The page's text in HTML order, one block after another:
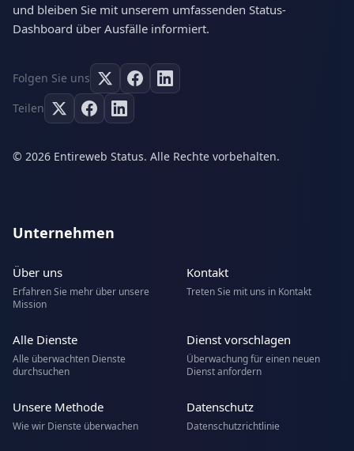
und bleiben Sie mit unserem umfassenden Status-
Dashboard über Ausfälle informiert.
Folgen Sie uns
Teilen
© 2026 Entireweb Status. Alle Rechte vorbehalten.
Unternehmen
Über uns
Erfahren Sie mehr über unsere
Mission
Kontakt
Treten Sie mit uns in Kontakt
Alle Dienste
Alle überwachten Dienste
durchsuchen
Dienst vorschlagen
Überwachung für einen neuen
Dienst anfordern
Unsere Methode
Wie wir Dienste überwachen
Datenschutz
Datenschutzrichtlinie